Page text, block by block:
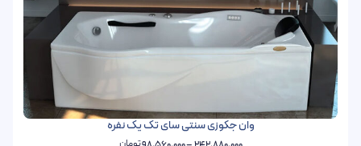
وان جکوزی سنتی سای تک یک نفره